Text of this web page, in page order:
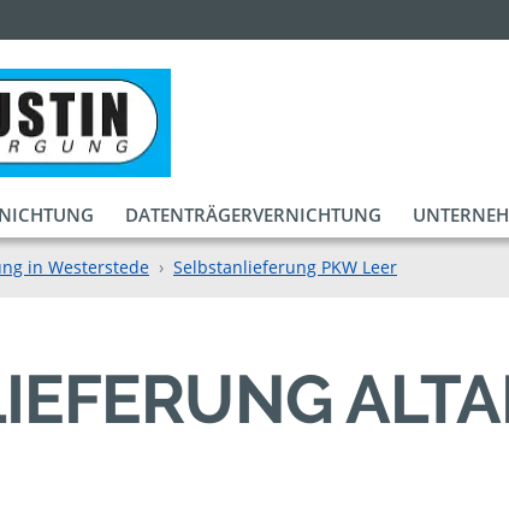
DATENTRÄGERVERNICHTUNG
in Westerstede Selbstanlieferung PKW Leer